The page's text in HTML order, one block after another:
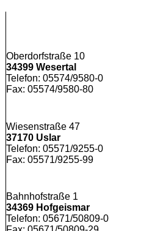
Oberdorfstraße 10
34399 Wesertal
Telefon: 05574/9580-0
Fax: 05574/9580-80
Wiesenstraße 47
37170 Uslar
Telefon: 05571/9255-0
Fax: 05571/9255-99
Bahnhofstraße 1
34369 Hofgeismar
Telefon: 05671/50809-0